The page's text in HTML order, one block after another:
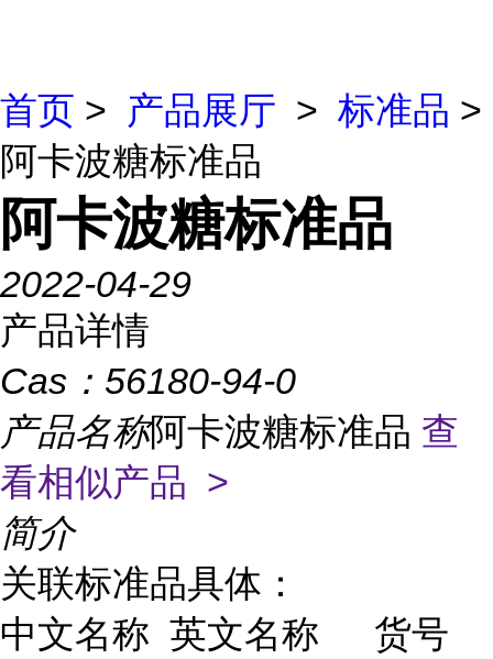
首页 > 产品展厅 > 标准品 >
阿卡波糖标准品
阿卡波糖标准品
2022-04-29
产品详情
Cas： 56180-94-0
产品名称阿卡波糖标准品 查
看相似产品 >
简介
关联标准品具体：
中文名称 英文名称
货号